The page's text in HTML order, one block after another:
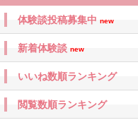
体験談投稿募集中 new
新着体験談 new
いいね数順ランキング
閲覧数順ランキング